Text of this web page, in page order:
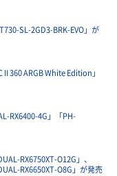
SL-2GD3-BRK-EVO」が
360 ARGB White Edition」
RX6400-4G」「PH-
RX6750XT-O12G」、
RX6650XT-O8G」が発売